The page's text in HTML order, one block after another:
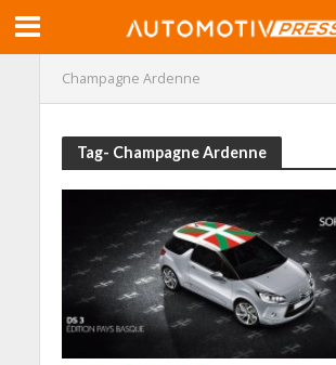
Champagne Ardenne
Tag- Champagne Ardenne